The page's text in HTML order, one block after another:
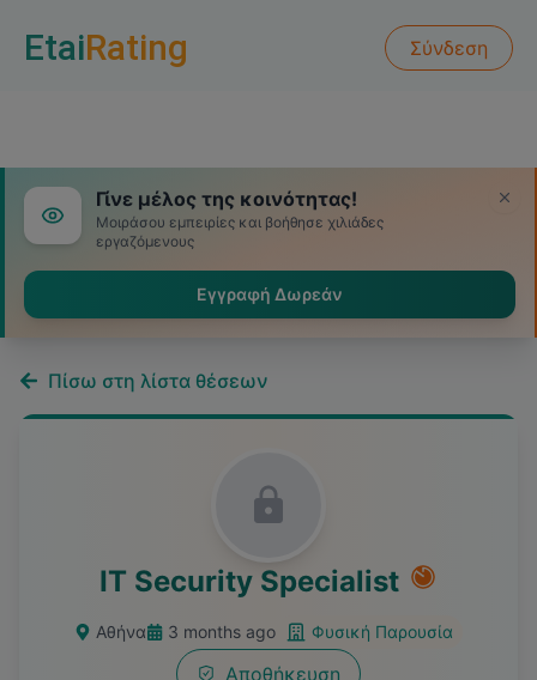
EtaiRating Σύνδεση
Γίνε μέλος της κοινότητας!
Μοιράσου εμπειρίες και βοήθησε χιλιάδες
εργαζόμενους
Εγγραφή Δωρεάν
Πίσω στη λίστα θέσεων
IT Security Specialist
Αθήνα 3 months ago Φυσική Παρουσία
Αποθήκευση